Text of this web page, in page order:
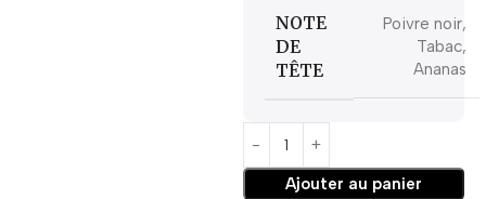
NOTE
DE
TÊTE
Poivre noir,
Tabac,
Ananas
Ajouter au panier